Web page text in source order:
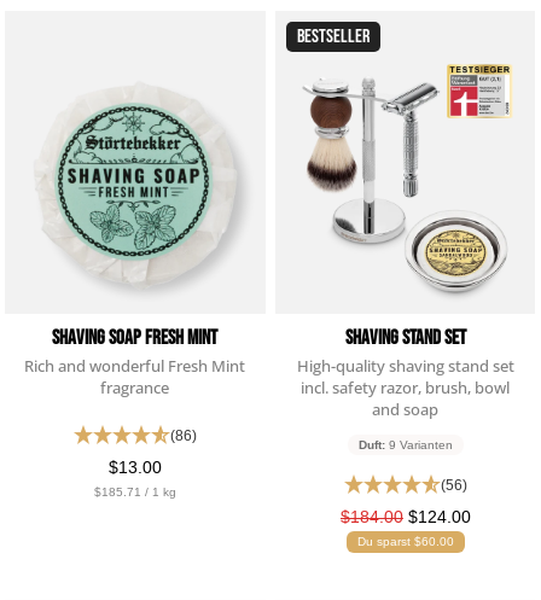
Festes Shampoo Anti-Schuppen - 100g 1x 100g
Das feste Shampoo ist ideal für Menschen mit
empfindlicher Kopfhaut. Es ist sehr ergiebig und
riecht angenehm. Kann ich ohne weiteres
Empfehlen.
7.8.2026
Verifizierter Kunde
Habe die Haarseife seit ca. 2 Wochen und bis
jetzt sehr zufrieden. Kopfhaut juckt nicht, keine
Schuppen, die Seife richt extrem angenehm!!
7.8.2026
Shaving Soap Fresh Mint
Rich and wonderful Fresh Mint
fragrance
(86)
$13.00
$185.71 / 1 kg
BESTSELLER
Shaving Stand Set
High-quality shaving stand set
incl. safety razor, brush, bowl
and soap
Duft: 9 Varianten
(56)
$184.00$124.00
Du sparst $60.00